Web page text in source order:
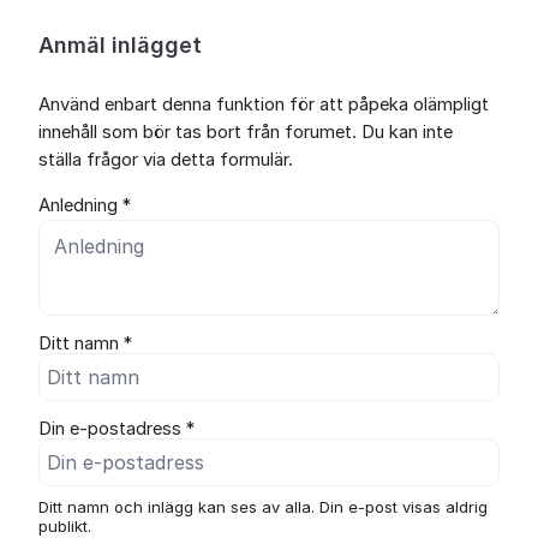
Anmäl inlägget
Använd enbart denna funktion för att påpeka olämpligt
innehåll som bör tas bort från forumet. Du kan inte
ställa frågor via detta formulär.
Anledning *
Ditt namn *
Din e-postadress *
Ditt namn och inlägg kan ses av alla. Din e-post visas aldrig
publikt.